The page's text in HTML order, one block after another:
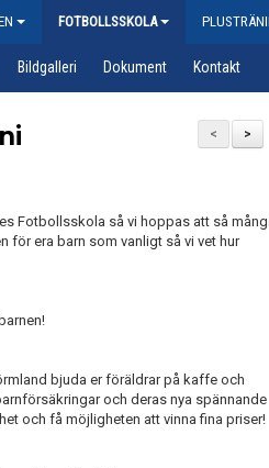
FOTBOLLSSKOLA
Bildgalleri Dokument Kontakt
>
<
Fotbollsskola så vi hoppas att så
för era barn som vanligt så vi vet hur
bjuda er föräldrar på kaffe och
och deras nya spännande
och få möjligheten att vinna fina priser!